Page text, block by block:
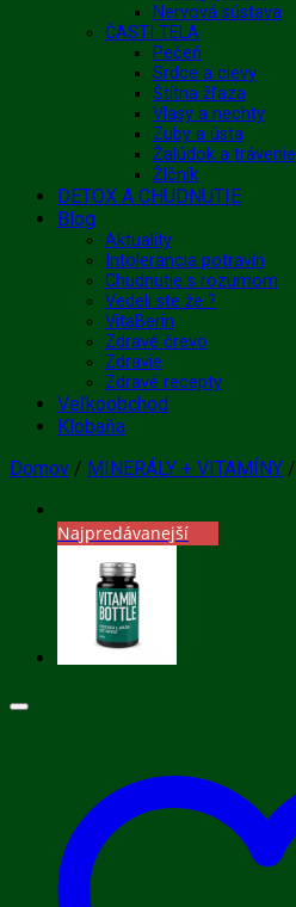
Nervová sústava
ČASTI TELA
Pečeň
Srdce a cievy
Štítna žľaza
Vlasy a nechty
Zuby a ústa
Žalúdok a trávenie
Žlčník
DETOX A CHUDNUTIE
Blog
Aktuality
Intolerancia potravín
Chudnutie s rozumom
Vedeli ste že ?
VitaBerin
Zdravé črevo
Zdravie
Zdravé recepty
Veľkoobchod
Klobaňa
Domov / MINERÁLY + VITAMÍNY /
Najpredávanejší